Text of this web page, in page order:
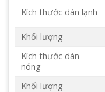
Kích thước dàn lạnh
Khối lượng
Kích thước dàn
nóng
Khối lượng